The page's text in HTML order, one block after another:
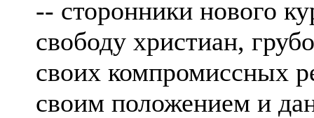
-- сторонники нового
свободу христиан,
своих компромиссных
своим положением и